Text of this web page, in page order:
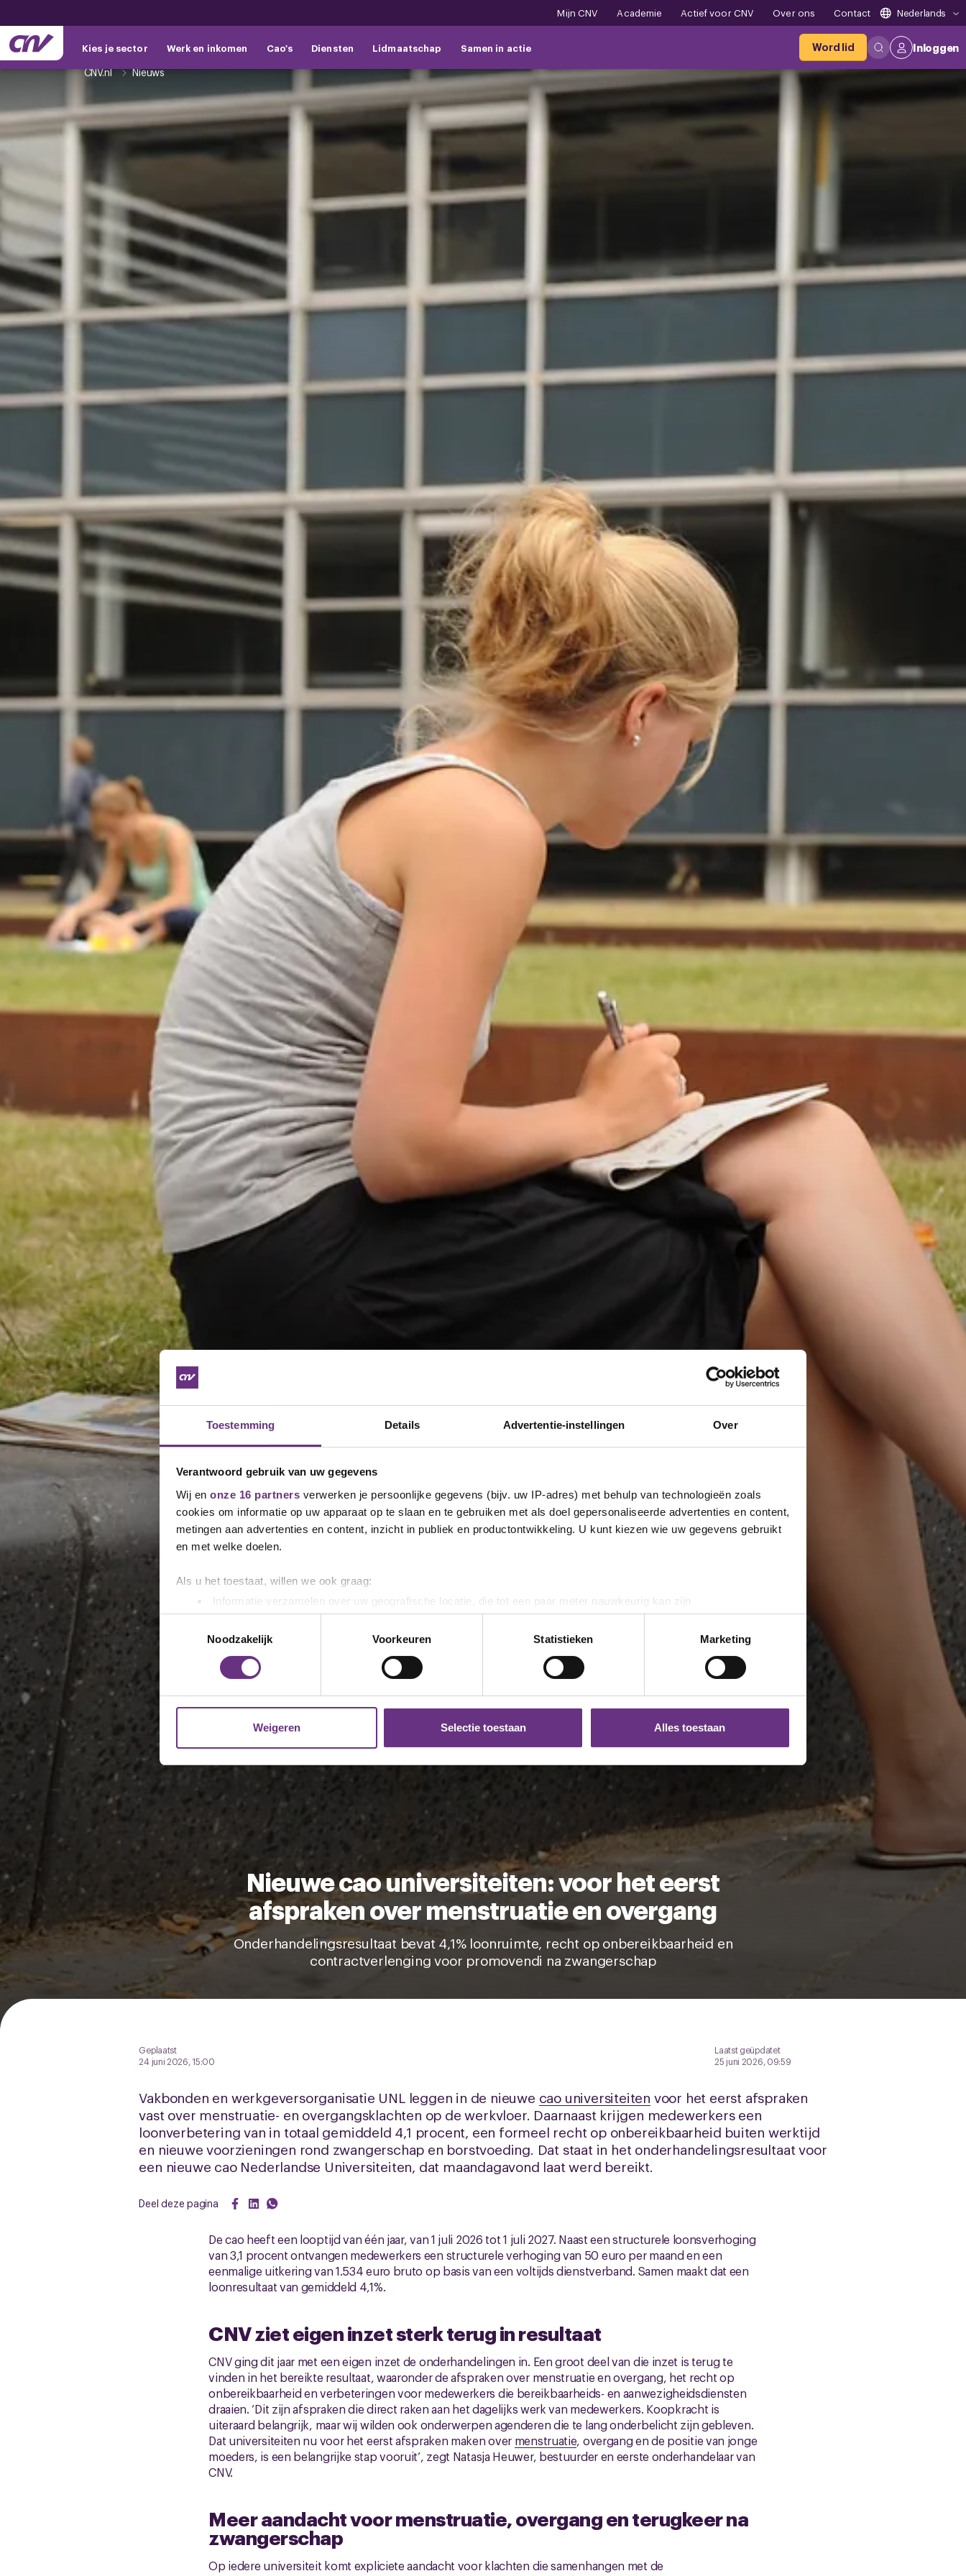
Toestemming Details Advertentie-instellingen Over
Verantwoord gebruik van uw gegevens
Wij en onze 16 partners verwerken je persoonlijke gegevens (bijv. uw IP-adres) met behulp van technologieën zoals
cookies om informatie op uw apparaat op te slaan en te gebruiken met als doel gepersonaliseerde advertenties en content,
metingen aan advertenties en content, inzicht in publiek en productontwikkeling. U kunt kiezen wie uw gegevens gebruikt
en met welke doelen.
Als u het toestaat, willen we ook graag:
Informatie verzamelen over uw geografische locatie, die tot een paar meter nauwkeurig kan zijn
Uw apparaat identificeren door het actief te scannen op specifieke eigenschappen (fingerprinting)
Lees meer over hoe uw persoonlijke gegevens worden verwerkt en stel uw voorkeuren in het
detailgedeeltein. U kunt uw
toestemming op elk moment wijzigen of intrekken in de Cookieverklaring.
websiteverkeer te analyseren. Ook delen we informatie over uw gebruik van onze site met onze partners voor social
media, adverteren en analyse. Deze partners kunnen deze gegevens combineren met andere informatie die u aan ze heeft
U kunt uw toestemming op elk moment wijzigen of intrekken via de
Noodzakelijk
Voorkeuren Statistieken Marketing
Weigeren Selectie toestaan Alles toestaan
Mijn CNV Academie Actief voor CNV Over ons Contact Nederlands
Kies je sector Werk en inkomen Cao's Diensten Lidmaatschap Samen in actie Word lid
Inloggen
CNV.nl
Nieuws
Nieuwe cao universiteiten: voor het eerst
afspraken over menstruatie en overgang
Onderhandelingsresultaat bevat 4,1% loonruimte, recht op onbereikbaarheid en
contractverlenging voor promovendi na zwangerschap
Geplaatst
24 juni 2026, 15:00
Laatst geüpdatet
25 juni 2026, 09:59
Vakbonden en werkgeversorganisatie UNL leggen in de nieuwe cao universiteiten voor het eerst afspraken
vast over menstruatie- en overgangsklachten op de werkvloer. Daarnaast krijgen medewerkers een
loonverbetering van in totaal gemiddeld 4,1 procent, een formeel recht op onbereikbaarheid buiten werktijd
en nieuwe voorzieningen rond zwangerschap en borstvoeding. Dat staat in het onderhandelingsresultaat voor
een nieuwe cao Nederlandse Universiteiten, dat maandagavond laat werd bereikt.
Deel deze pagina
De cao heeft een looptijd van één jaar, van 1 juli 2026 tot 1 juli 2027. Naast een structurele loonsverhoging
van 3,1 procent ontvangen medewerkers een structurele verhoging van 50 euro per maand en een
eenmalige uitkering van 1.534 euro bruto op basis van een voltijds dienstverband. Samen maakt dat een
loonresultaat van gemiddeld 4,1%.
CNV ziet eigen inzet sterk terug in resultaat
CNV ging dit jaar met een eigen inzet de onderhandelingen in. Een groot deel van die inzet is terug te
vinden in het bereikte resultaat, waaronder de afspraken over menstruatie en overgang, het recht op
onbereikbaarheid en verbeteringen voor medewerkers die bereikbaarheids- en aanwezigheidsdiensten
draaien. ‘Dit zijn afspraken die direct raken aan het dagelijks werk van medewerkers. Koopkracht is
uiteraard belangrijk, maar wij wilden ook onderwerpen agenderen die te lang onderbelicht zijn gebleven.
Dat universiteiten nu voor het eerst afspraken maken over menstruatie, overgang en de positie van jonge
moeders, is een belangrijke stap vooruit’, zegt Natasja Heuwer, bestuurder en eerste onderhandelaar van
CNV.
Meer aandacht voor menstruatie, overgang en terugkeer na
zwangerschap
Op iedere universiteit komt expliciete aandacht voor klachten die samenhangen met de